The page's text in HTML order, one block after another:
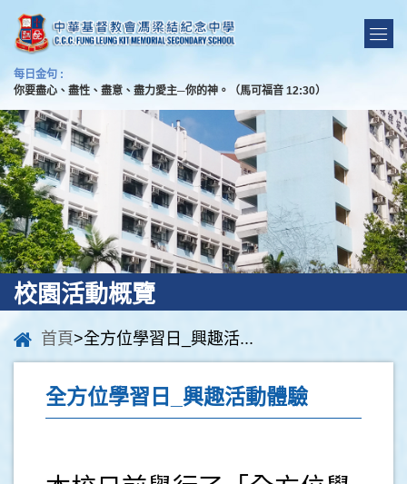
每日金句 :
你要盡心、盡性、盡意、盡力愛主─你的神。（馬可福音 12:30）
校園活動概覽
首頁>全方位學習日_興趣活...
全方位學習日_興趣活動體驗